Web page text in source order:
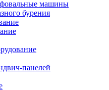
машины
бурения
панелей